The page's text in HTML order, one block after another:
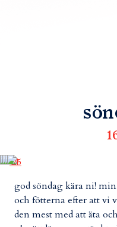
god söndag kära ni!
och fötterna efter att vi
den mest med att äta